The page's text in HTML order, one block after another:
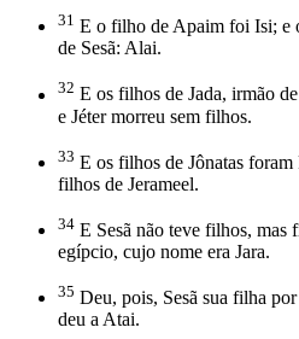
31 E o filho de Apaim foi Isi; e
de Sesã: Alai.
32 E os filhos de Jada, irmão
e Jéter morreu sem filhos.
33 E os filhos de Jônatas foram
filhos de Jerameel.
34 E Sesã não teve filhos, mas
egípcio, cujo nome era Jara.
35 Deu, pois, Sesã sua filha
deu a Atai.